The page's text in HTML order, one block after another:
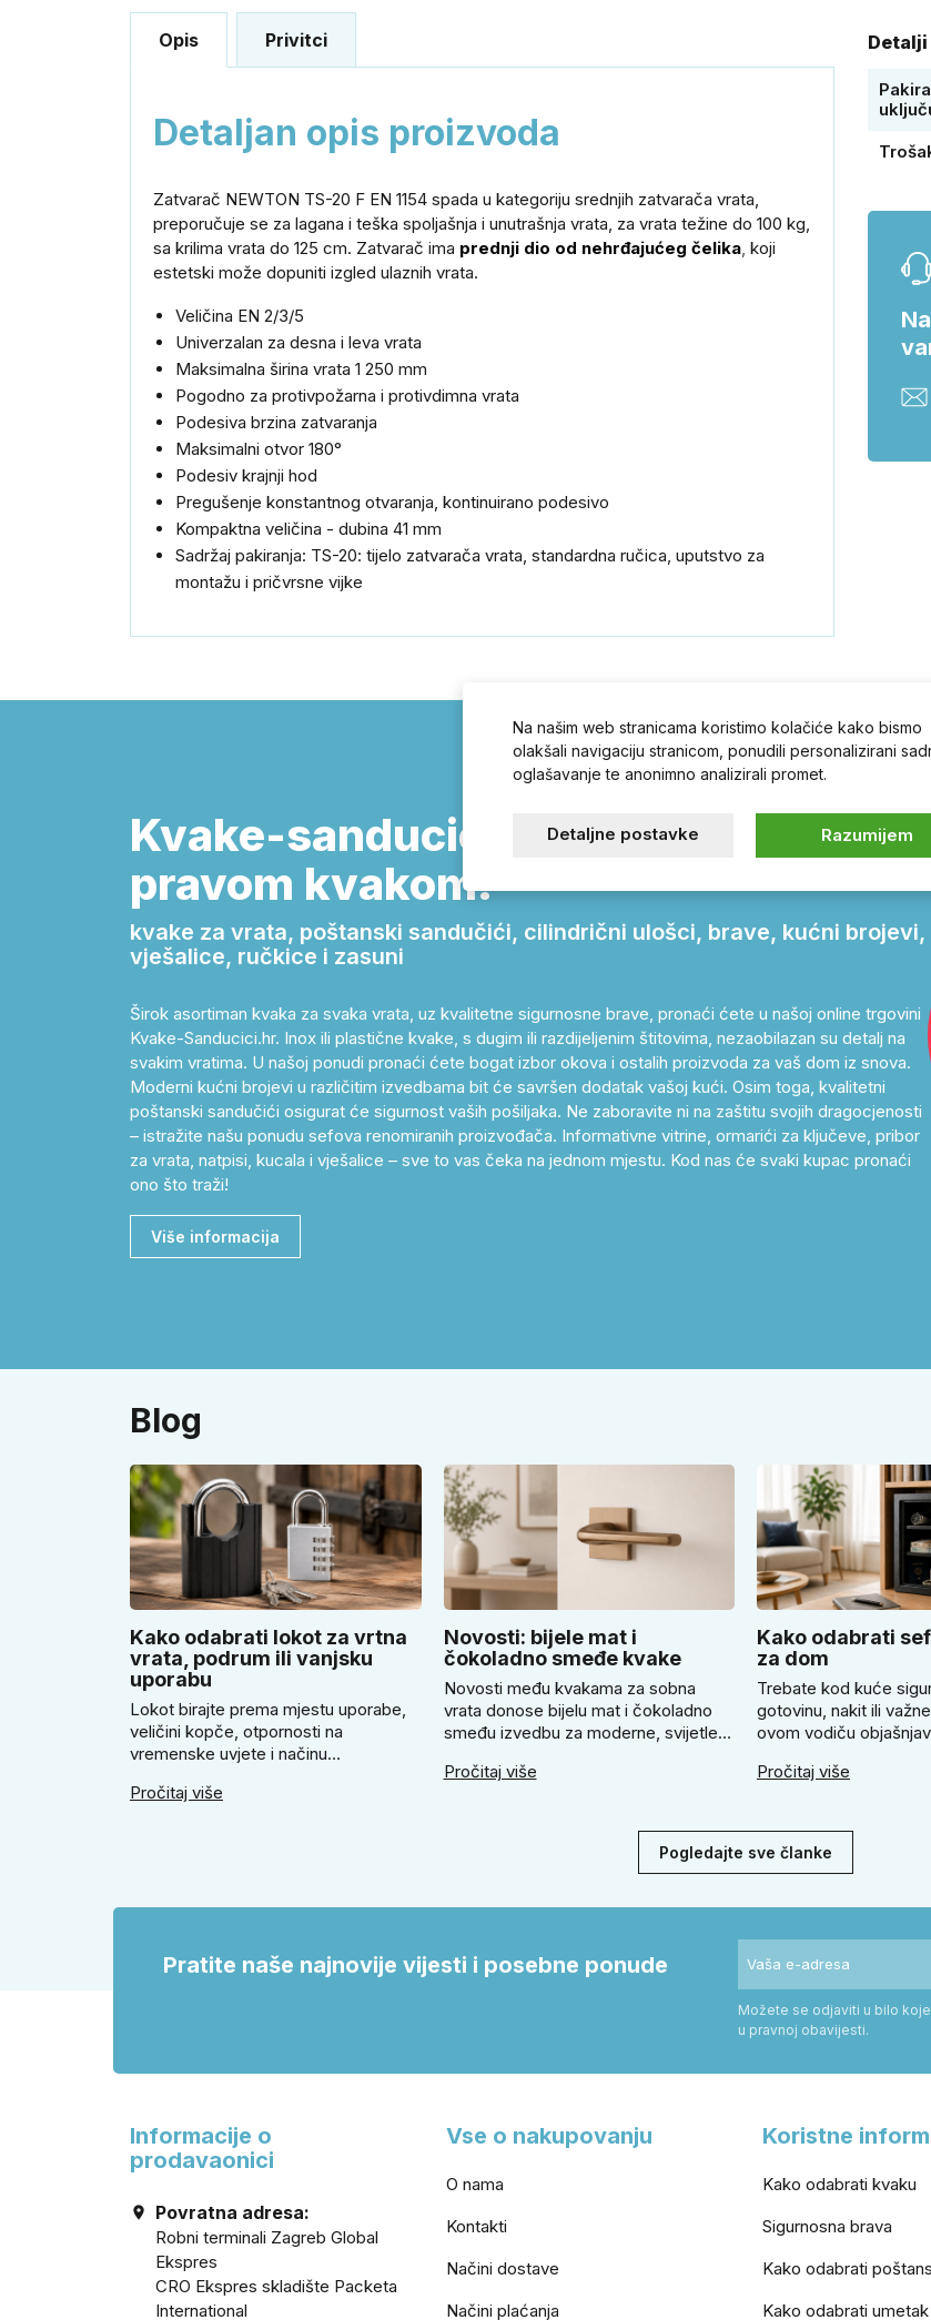
Opis Privitci
Detaljan opis proizvoda
Zatvarač NEWTON TS-20 F EN 1154 spada u kategoriju srednjih zatvarača vrata,
preporučuje se za lagana i teška spoljašnja i unutrašnja vrata, za vrata težine do 100 kg,
sa krilima vrata do 125 cm. Zatvarač ima prednji dio od nehrđajućeg čelika, koji
estetski može dopuniti izgled ulaznih vrata.
Veličina EN 2/3/5
Univerzalan za desna i leva vrata
Maksimalna širina vrata 1 250 mm
Pogodno za protivpožarna i protivdimna vrata
Podesiva brzina zatvaranja
Maksimalni otvor 180°
Podesiv krajnji hod
Pregušenje konstantnog otvaranja, kontinuirano podesivo
Kompaktna veličina - dubina 41 mm
Sadržaj pakiranja: TS-20: tijelo zatvarača vrata, standardna ručica, uputstvo za
montažu i pričvrsne vijke
Kvake-sanducici.hr – otvarajte
pravom kvakom!
kvake za vrata, poštanski sandučići, cilindrični ulošci, brave, kućni brojevi,
vješalice, ručkice i zasuni
Širok asortiman kvaka za svaka vrata, uz kvalitetne sigurnosne brave, pronaći ćete u našoj online trgovini
Kvake-Sanducici.hr. Inox ili plastične kvake, s dugim ili razdijeljenim štitovima, nezaobilazan su detalj na
svakim vratima. U našoj ponudi pronaći ćete bogat izbor okova i ostalih proizvoda za vaš dom iz snova.
Moderni kućni brojevi u različitim izvedbama bit će savršen dodatak vašoj kući. Osim toga, kvalitetni
poštanski sandučići osigurat će sigurnost vaših pošiljaka. Ne zaboravite ni na zaštitu svojih dragocjenosti
– istražite našu ponudu sefova renomiranih proizvođača. Informativne vitrine, ormarići za ključeve, pribor
za vrata, natpisi, kucala i vješalice – sve to vas čeka na jednom mjestu. Kod nas će svaki kupac pronaći
ono što traži!
Više informacija
Blog
Kako odabrati lokot za vrtna
vrata, podrum ili vanjsku
uporabu
Lokot birajte prema mjestu uporabe,
veličini kopče, otpornosti na
vremenske uvjete i načinu
kada odabrati klasičan lokot na ključ,
veličinom.
Pročitaj više
Novosti: bijele mat i
čokoladno smeđe kvake
Novosti među kvakama za sobna
vrata donose bijelu mat i čokoladno
smeđu izvedbu za moderne, svijetle i
savjetujemo kada odabrati svijetlu
okrugle i kvadratne rozete prema stilu
Pročitaj više
Kako odabrati
za dom
Trebate kod kuće
gotovinu, nakit ili
ovom vodiču
kada se isplati
sigurnost. Dobit ćete
savjete za odabir
Pročitaj više
Pogledajte sve članke
Pratite naše najnovije vijesti i posebne ponude
Možete se odjaviti u bilo
u pravnoj obavijesti.
Informacije o
prodavaonici
 Povratna adresa:
Robni terminali Zagreb Global
Ekspres
CRO Ekspres skladište Packeta
International
Vse o nakupovanju
O nama
Kontakti
Načini dostave
Načini plaćanja
Koristne
Kako odabrati kvaku
Sigurnosna brava
Kako odabrati
Kako odabrati umetak
Na našim web stranicama koristimo kolačiće kako bismo
olakšali navigaciju stranicom, ponudili personalizirani
oglašavanje te anonimno analizirali promet.
Razumijem
Detaljne postavke